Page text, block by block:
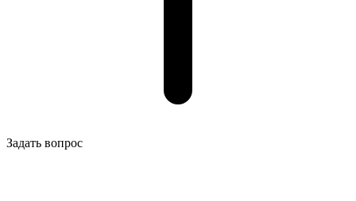
Задать вопрос